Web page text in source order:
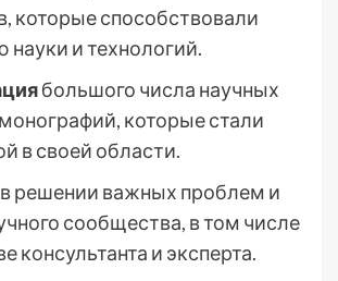
которые способствовали
науки и технологий.
большого числа научных
которые стали
в своей области.
в решении важных проблем и
сообщества, в том числе
консультанта и эксперта.